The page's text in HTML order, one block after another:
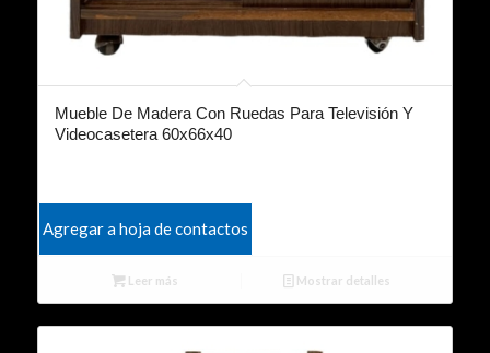
Mueble De Madera Con Ruedas Para Televisión Y
Videocasetera 60x66x40
Agregar a hoja de contactos
Leer más Mostrar detalles